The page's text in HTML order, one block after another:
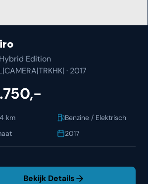
Edition
· 2017
km
Benzine / Elektrisch
2017
Bekijk Details